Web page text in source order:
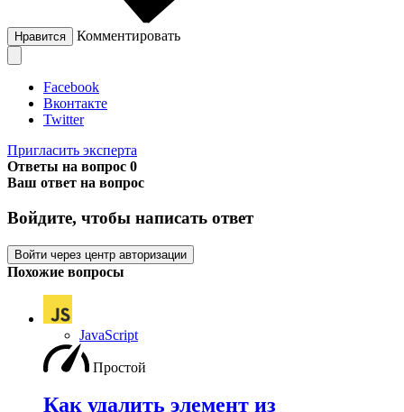
Нравится Комментировать
Facebook
Вконтакте
Twitter
Пригласить эксперта
Ответы на вопрос 0
Ваш ответ на вопрос
Войдите, чтобы написать ответ
Войти через центр авторизации
Похожие вопросы
JavaScript
Простой
Как удалить элемент из